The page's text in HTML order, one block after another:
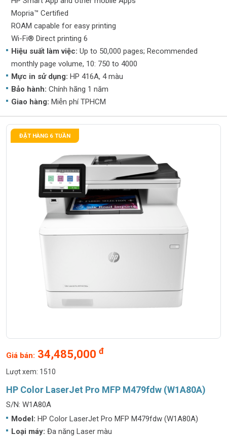
Mopria™ Certified
ROAM capable for easy printing
Wi-Fi® Direct printing 6
Hiệu suất làm việc: Up to 50,000 pages; Recommended
monthly page volume, 10: 750 to 4000
Mực in sử dụng: HP 416A, 4 màu
Bảo hành: Chính hãng 1 năm
Giao hàng: Miễn phí TPHCM
ĐẶT HÀNG 6 TUẦN
HP Color LaserJet Pro MFP M479fdw (W1A80A)
S/N: W1A80A
Model: HP Color LaserJet Pro MFP M479fdw (W1A80A)
Loại máy: Đa năng Laser màu
Giá bán: 34,485,000 đ
Lượt xem: 1510